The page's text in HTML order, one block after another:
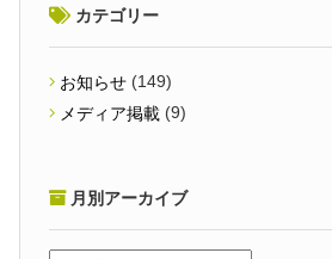
カテゴリー
お知らせ (149)
メディア掲載 (9)
月別アーカイブ